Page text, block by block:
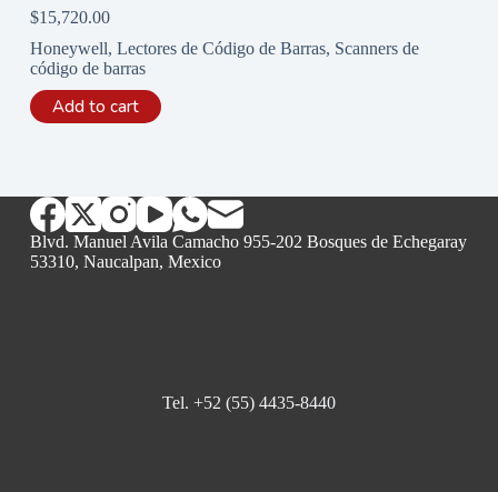
$15,720.00
Honeywell, Lectores de Código de Barras, Scanners de
código de barras
Add to cart
Blvd. Manuel Avila Camacho 955-202 Bosques de Echegaray
53310, Naucalpan, Mexico
Tel. +52 (55) 4435-8440